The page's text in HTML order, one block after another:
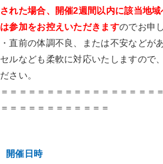
された場合、
開催2週間以内に該当地
は参加をお控えいただきますのでお申
・直前の体調不良、
または不安などが
セルなども柔軟に対応いたし ますので
ださい。
＝＝＝＝＝＝＝＝＝＝＝＝＝＝＝＝＝
＝＝＝＝ ＝＝＝＝＝＝＝＝
開催日時